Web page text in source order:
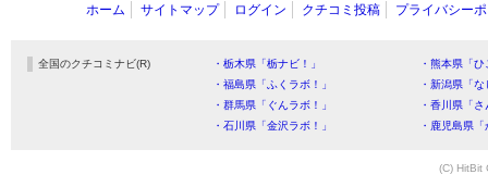
ホーム サイトマップ ログイン クチコミ投稿 プライバシー
全国のクチコミナビ(R) ・栃木県「栃ナビ！」
・熊本県「
・福島県「ふくラボ！」
・新潟県「
・群馬県「ぐんラボ！」
・香川県「
・石川県「金沢ラボ！」
・鹿児島県
(C) HitBit